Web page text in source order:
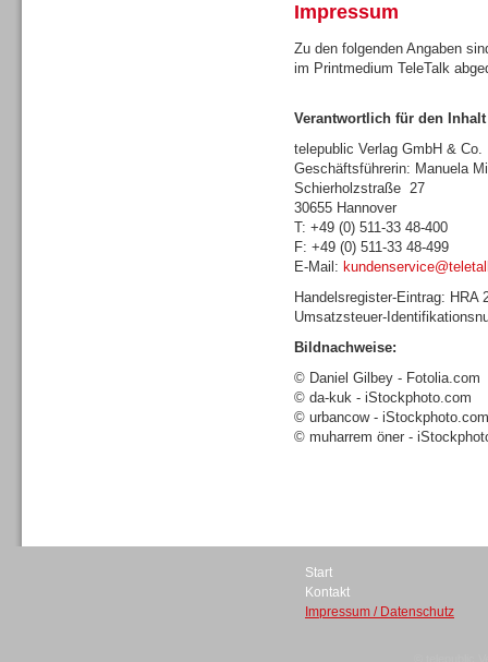
Impressum
Zu den folgenden Angaben
im Printmedium TeleTalk
Verantwortlich für den
telepublic Verlag GmbH & Co.
Geschäftsführerin: Manuela
Schierholzstraße 27
30655 Hannover
T: +49 (0) 511-33 48-400
F: +49 (0) 511-33 48-499
E-Mail:
Handelsregister-Eintrag: HRA
Umsatzsteuer-
Bildnachweise:
© Daniel Gilbey - Fotolia.com
© da-kuk - iStockphoto.com
© urbancow - iStockphoto.com
© muharrem öner -
Start
Kontakt
Impressum / Datenschutz